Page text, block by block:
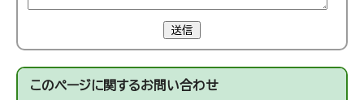
送信
このページに関するお問い合わせ